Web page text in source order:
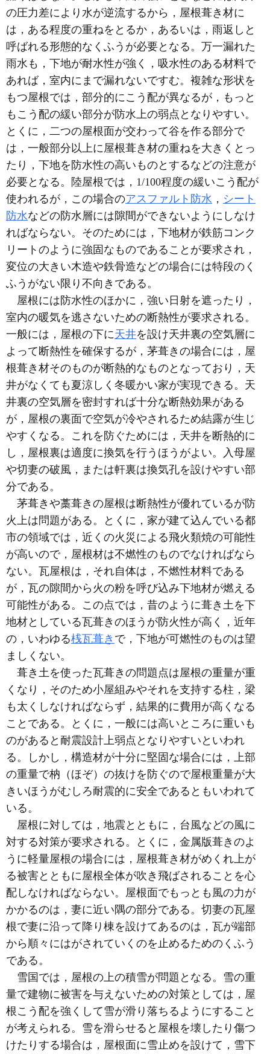
の圧力差により水が逆流するから，屋根葺き材に
は，ある程度の重ねをとるか，あるいは，雨返しと
呼ばれる形態的なくふうが必要となる。万一漏れた
雨水も，下地が耐水性が強く，吸水性のある材料で
あれば，室内にまで漏れないですむ。複雑な形状を
もつ屋根では，部分的にこう配が異なるが，もっと
もこう配の緩い部分が防水上の弱点となりやすい。
とくに，二つの屋根面が交わって谷を作る部分で
は，一般部分以上に屋根葺き材の重ねを大きくとっ
たり，下地を防水性の高いものとするなどの注意が
必要となる。陸屋根では，1/100程度の緩いこう配が
使われるが，この場合のアスファルト防水 ， シート
防水などの防水層には隙間ができないようにしなけ
ればならない。そのためには，下地材が鉄筋コンク
リートのように強固なものであることが要求され，
変位の大きい木造や鉄骨造などの場合には特段のく
ふうがない限り不向きである。
屋根には防水性のほかに，強い日射を遮ったり，
室内の暖気を逃さないための断熱性が要求される。
一般には，屋根の下に天井を設け天井裏の空気層に
よって断熱性を確保するが，茅葺きの場合には，屋
根葺き材そのものが断熱的なものとなっており，天
井がなくても夏涼しく冬暖かい家が実現できる。天
井裏の空気層を密封すれば十分な断熱効果がある
が，屋根の裏面で空気が冷やされるため結露が生じ
やすくなる。これを防ぐためには，天井を断熱的に
し，屋根裏は適度に換気を行うほうがよい。入母屋
や切妻の破風，または軒裏は換気孔を設けやすい部
分である。
茅葺きや藁葺きの屋根は断熱性が優れているが防
火上は問題がある。とくに，家が建て込んでいる都
市の領域では，近くの火災による飛火類焼の可能性
が高いので，屋根材は不燃性のものでなければなら
ない。瓦屋根は，それ自体は，不燃性材料である
が，瓦の隙間から火の粉を呼び込み下地材が燃える
可能性がある。この点では，昔のように葺き土を下
地材としている瓦葺きのほうが防火性が高く，近年
の，いわゆる桟瓦葺き で，下地が可燃性のものは望
ましくない。
葺き土を使った瓦葺きの問題点は屋根の重量が重
くなり，そのため小屋組みやそれを支持する柱，梁
も太くしなければならず，結果的に費用が高くなる
ことである。とくに，一般には高いところに重いも
のがあると耐震設計上弱点となりやすいといわれ
る。しかし，構造材が十分に堅固な場合には，上部
の重量で枘（ほぞ）の抜けを防ぐので屋根重量が大
きいほうがむしろ耐震的に安全であるともいわれて
いる。
屋根に対しては，地震とともに，台風などの風に
対する対策が要求される。とくに，金属版葺きのよ
うに軽量屋根の場合には，屋根葺き材がめくれ上が
る被害とともに屋根全体が吹き飛ばされることを心
配しなければならない。屋根面でもっとも風の力が
かかるのは，妻に近い隅の部分である。切妻の瓦屋
根で妻に沿って降り棟を設けてあるのは，瓦が端部
から順々にはがされていくのを止めるためのくふう
である。
雪国では，屋根の上の積雪が問題となる。雪の重
量で建物に被害を与えないための対策としては，屋
根こう配を強くして雪が滑り落ちるようにすること
が考えられる。雪を滑らせると屋根を壊したり傷つ
けたりする場合は，屋根面に雪止めを設けて，雪下